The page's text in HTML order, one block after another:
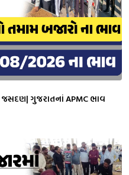
ગુજરાતનાં APMC ભાવ